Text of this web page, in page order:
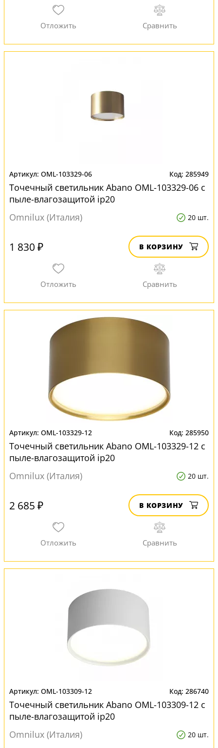
OML-103329-06 285949
Точечный светильник Abano OML-103329-06 с
пыле-влагозащитой ip20
Omnilux (Италия)
20 шт.
1 830 ₽ В КОРЗИНУ
OML-103329-12 285950
Точечный светильник Abano OML-103329-12 с
пыле-влагозащитой ip20
Omnilux (Италия)
20 шт.
2 685 ₽ В КОРЗИНУ
OML-103309-12 286740
Точечный светильник Abano OML-103309-12 с
пыле-влагозащитой ip20
Omnilux (Италия)
20 шт.